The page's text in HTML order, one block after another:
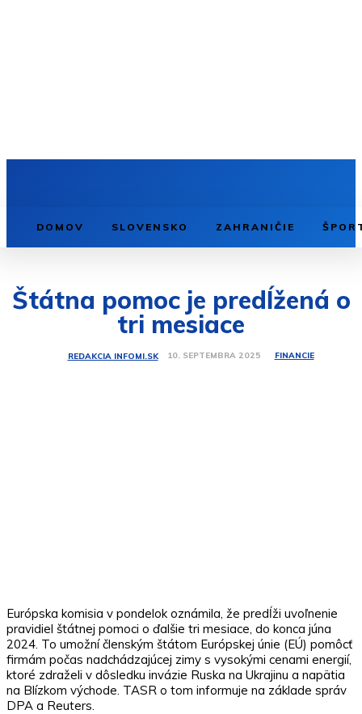
DOMOV SLOVENSKO ZAHRANIČIE
Štátna pomoc je predĺžená o
tri mesiace
REDAKCIA INFOMI.SK 10. SEPTEMBRA 2025 FINANCIE
Európska komisia v pondelok oznámila, že predĺži uvoľnenie
pravidiel štátnej pomoci o ďalšie tri mesiace, do konca júna
2024. To umožní členským štátom Európskej únie (EÚ) pomôcť
firmám počas nadchádzajúcej zimy s vysokými cenami energií,
ktoré zdraželi v dôsledku invázie Ruska na Ukrajinu a napätia
na Blízkom východe. TASR o tom informuje na základe správ
DPA a Reuters.